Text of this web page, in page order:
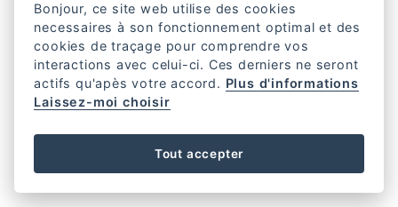
Bonjour, ce site web utilise des cookies
necessaires à son fonctionnement optimal et des
cookies de traçage pour comprendre vos
interactions avec celui-ci. Ces derniers ne seront
actifs qu'apès votre accord. Plus d'informations
Laissez-moi choisir
Tout accepter